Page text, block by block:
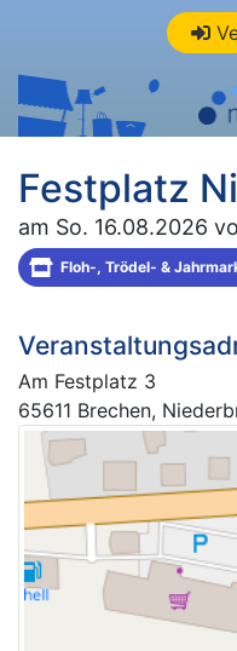
Festplatz
am So. 16.08.2026
Floh-, Trödel- &
Am Festplatz 3
65611 Brechen,